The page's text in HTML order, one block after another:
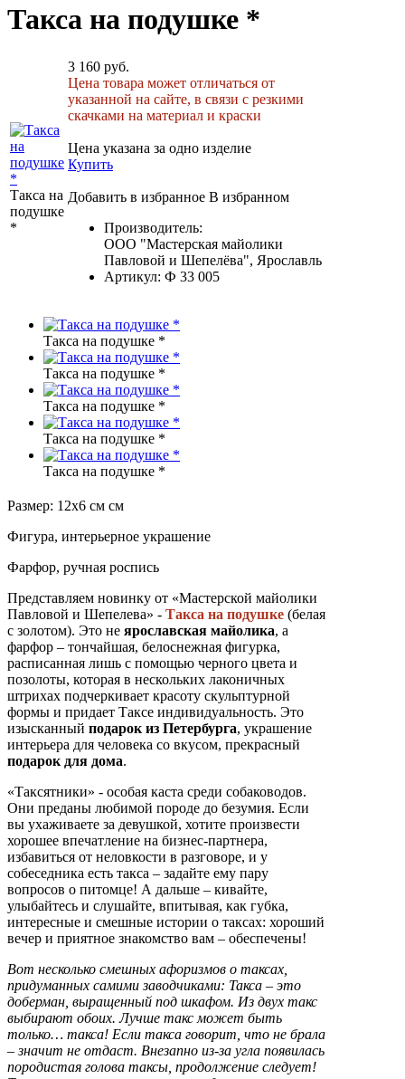
Такса на подушке *
Такса на
подушке
*
3 160 руб.
Цена товара может отличаться от
указанной на сайте, в связи с резкими
скачками на материал и краски
Цена указана за одно изделие
Купить
Добавить в избранное В избранном
Производитель:
ООО "Мастерская майолики
Павловой и Шепелёва", Ярославль
Артикул: Ф 33 005
Такса на подушке *
Такса на подушке *
Такса на подушке *
Такса на подушке *
Такса на подушке *
Размер: 12х6 см см
Фигура, интерьерное украшение
Фарфор, ручная роспись
Представляем новинку от «Мастерской майолики
Павловой и Шепелева» - Такса на подушке (белая
с золотом). Это не ярославская майолика, а
фарфор – тончайшая, белоснежная фигурка,
расписанная лишь с помощью черного цвета и
позолоты, которая в нескольких лаконичных
штрихах подчеркивает красоту скульптурной
формы и придает Таксе индивидуальность. Это
изысканный подарок из Петербурга, украшение
интерьера для человека со вкусом, прекрасный
подарок для дома.
«Таксятники» - особая каста среди собаководов.
Они преданы любимой породе до безумия. Если
вы ухаживаете за девушкой, хотите произвести
хорошее впечатление на бизнес-партнера,
избавиться от неловкости в разговоре, и у
собеседника есть такса – задайте ему пару
вопросов о питомце! А дальше – кивайте,
улыбайтесь и слушайте, впитывая, как губка,
интересные и смешные истории о таксах: хороший
вечер и приятное знакомство вам – обеспечены!
Вот несколько смешных афоризмов о таксах,
придуманных самими заводчиками: Такса – это
доберман, выращенный под шкафом. Из двух такс
выбирают обоих. Лучше такс может быть
только… такса! Если такса говорит, что не брала
– значит не отдаст. Внезапно из-за угла появилась
породистая голова таксы, продолжение следует!